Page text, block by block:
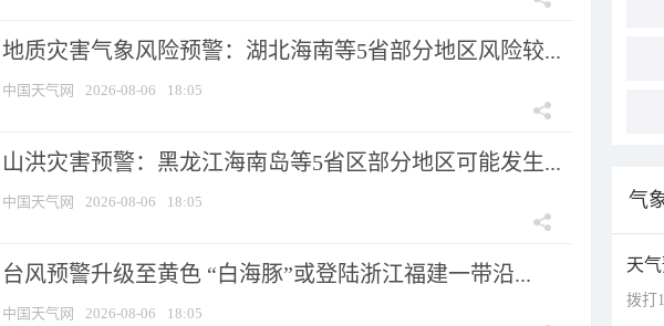
地质灾害气象风险预警：湖北海南等5省部分地区风险较...
中国天气网 2026-08-06 18:05
山洪灾害预警：黑龙江海南岛等5省区部分地区可能发生...
中国天气网 2026-08-06 18:05
台风预警升级至黄色 “白海豚”或登陆浙江福建一带沿...
中国天气网 2026-08-06 18:05
气
天
拨打